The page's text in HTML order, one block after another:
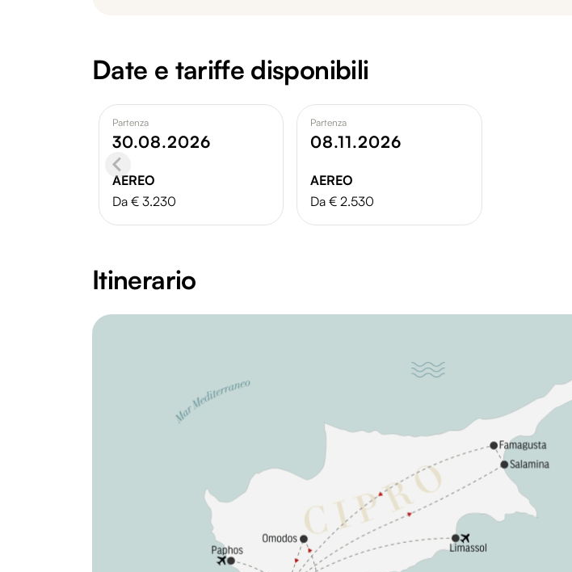
Date e tariffe disponibili
Partenza
30.08.2026
AEREO
Da € 3.230
Partenza
08.11.2026
AEREO
Da € 2.530
Itinerario